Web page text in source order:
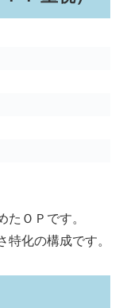
ＯＰです。
特化の構成です。